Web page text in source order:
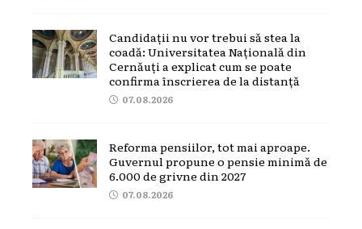
Candidații nu vor trebui să stea la
coadă: Universitatea Națională din
Cernăuți a explicat cum se poate
confirma înscrierea de la distanță
07.08.2026
Reforma pensiilor, tot mai aproape.
Guvernul propune o pensie minimă de
6.000 de grivne din 2027
07.08.2026